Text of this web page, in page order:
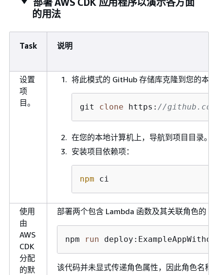
的用法
Task 说明
设置
项
目。
将此模式的 GitHub 存储库克隆到您的本
git clone https: //
在您的本地计算机上，导航到项目目录。
安装项目依赖项：
npm ci
使用
由
AWS
CDK
分配
的默
部署两个包含 Lambda 函数及其关联角色的
npm run
该代码并未显式传递角色属性，因此角色名称